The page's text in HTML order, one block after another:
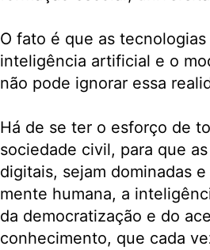
O fato é que as
inteligência artificial e o
não pode ignorar essa
Há de se ter o esforço de
sociedade civil, para que
digitais, sejam dominadas
mente humana, a
da democratização e do
conhecimento, que cada